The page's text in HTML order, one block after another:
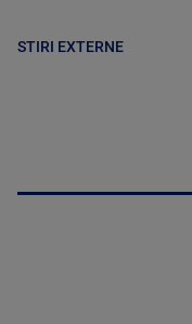
STIRI EXTERNE